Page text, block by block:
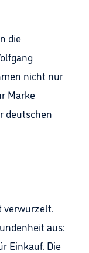
die
nicht nur
Marke
deutschen
verwurzelt.
aus:
Einkauf. Die